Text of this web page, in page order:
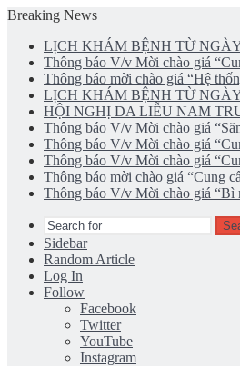
Breaking News
LỊCH KHÁM BỆNH TỪ
Thông báo V/v Mời chào giá
Thông báo mời chào giá “Hệ
LỊCH KHÁM BỆNH TỪ
HỘI NGHỊ DA LIỄU NAM
Thông báo V/v Mời chào giá
Thông báo V/v Mời chào giá
Thông báo V/v Mời chào giá
Thông báo mời chào giá “Cung
Thông báo V/v Mời chào giá “Bì
Sidebar
Random Article
Log In
Follow
Facebook
Twitter
YouTube
Instagram